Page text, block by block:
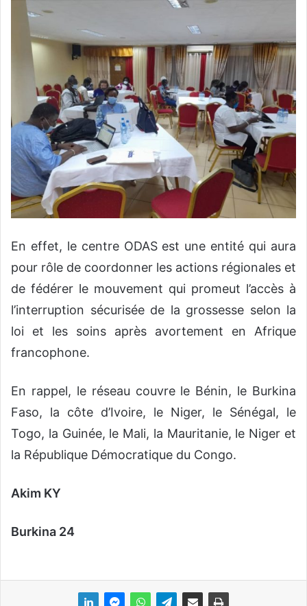
En effet, le centre ODAS est une entité qui aura
pour rôle de coordonner les actions régionales et
de fédérer le mouvement qui promeut l’accès à
l’interruption sécurisée de la grossesse selon la
loi et les soins après avortement en Afrique
francophone.
En rappel, le réseau couvre le Bénin, le Burkina
Faso, la côte d’Ivoire, le Niger, le Sénégal, le
Togo, la Guinée, le Mali, la Mauritanie, le Niger et
la République Démocratique du Congo.
Akim KY
Burkina 24